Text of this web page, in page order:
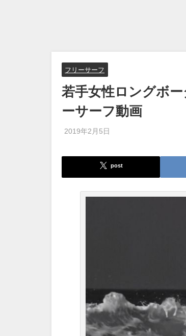
フリーサーフ
若手女性ロングボ
ーサーフ動画
2019年2月5日
post